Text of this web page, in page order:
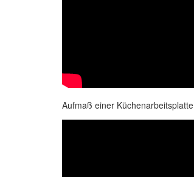
Aufmaß einer Küchenarbeitsplatte